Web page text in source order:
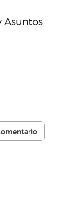
Asuntos